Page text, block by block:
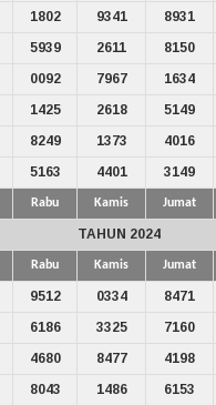
1802 9341 8931
5939 2611 8150
0092 7967 1634
1425 2618 5149
8249 1373 4016
5163 4401 3149
Rabu Kamis Jumat
TAHUN 2024
Rabu Kamis Jumat
9512 0334 8471
6186 3325 7160
4680 8477 4198
8043 1486 6153